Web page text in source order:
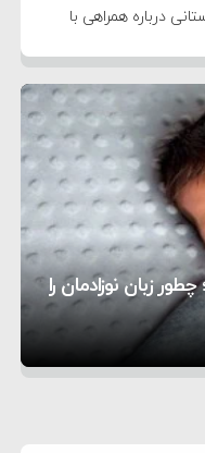
درباره همراهی با
برای پاسخ به
ایران را صادر کرد
قرار گرفته و
خلع سلاح کامل
به دلیل کمک
می کنند پاسخ
را اعلام کرد
زبان نوزادمان را
بگذارد